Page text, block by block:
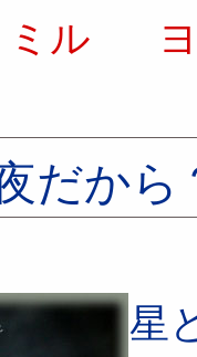
ル
だから
星